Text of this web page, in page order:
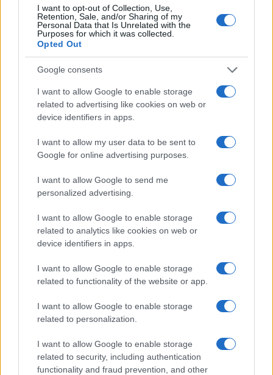
I want to opt-out of Collection, Use,
Retention, Sale, and/or Sharing of my
Personal Data that Is Unrelated with the
Purposes for which it was collected.
Opted Out
Google consents
I want to allow Google to enable storage
related to advertising like cookies on web or
device identifiers in apps.
I want to allow my user data to be sent to
Google for online advertising purposes.
I want to allow Google to send me
personalized advertising.
I want to allow Google to enable storage
related to analytics like cookies on web or
device identifiers in apps.
I want to allow Google to enable storage
related to functionality of the website or app.
I want to allow Google to enable storage
related to personalization.
I want to allow Google to enable storage
related to security, including authentication
functionality and fraud prevention, and other
essenza della bellezza
Camilla Fiore · 6 Ago 2026
BELLEZZA
Guida al biondo da supermodel: nuance, balayage e
Cristian Castiglioni · 6 Ago 2026
Come ottenere una manicure impeccabile e duratura
Scopri le tendenze beauty di agosto 2026: dalle spa di
lusso alle novità make-up